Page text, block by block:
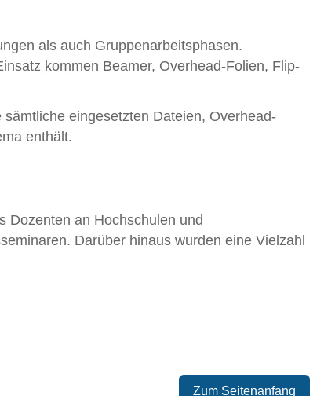
als auch Gruppenarbeitsphasen.
kommen Beamer, Overhead-Folien, Flip-
eingesetzten Dateien, Overhead-
enthält.
Dozenten an Hochschulen und
Darüber hinaus wurden eine Vielzahl
Zum Seitenanfang